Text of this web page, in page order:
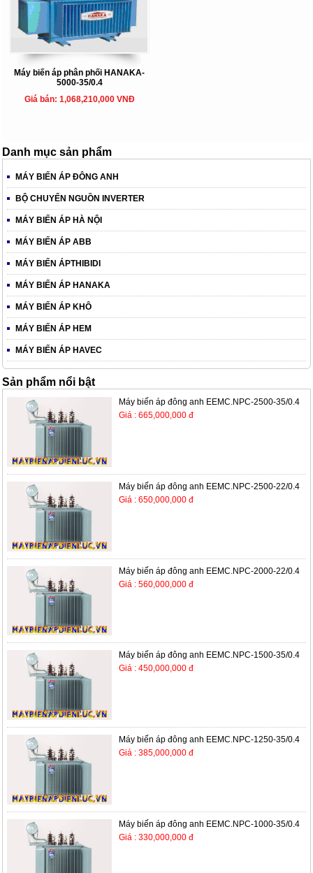
Máy biến áp phân phối HANAKA-
5000-35/0.4
Giá bán: 1,068,210,000 VNĐ
Danh mục sản phẩm
MÁY BIẾN ÁP ĐÔNG ANH
BỘ CHUYỂN NGUỒN INVERTER
MÁY BIẾN ÁP HÀ NỘI
MÁY BIẾN ÁP ABB
MÁY BIẾN ÁPTHIBIDI
MÁY BIẾN ÁP HANAKA
MÁY BIẾN ÁP KHÔ
MÁY BIẾN ÁP HEM
MÁY BIẾN ÁP HAVEC
Sản phẩm nổi bật
Máy biến áp đông anh EEMC.NPC-2500-35/0.4
Giá : 665,000,000 đ
Máy biến áp đông anh EEMC.NPC-2500-22/0.4
Giá : 650,000,000 đ
Máy biến áp đông anh EEMC.NPC-2000-22/0.4
Giá : 560,000,000 đ
Máy biến áp đông anh EEMC.NPC-1500-35/0.4
Giá : 450,000,000 đ
Máy biến áp đông anh EEMC.NPC-1250-35/0.4
Giá : 385,000,000 đ
Máy biến áp đông anh EEMC.NPC-1000-35/0.4
Giá : 330,000,000 đ